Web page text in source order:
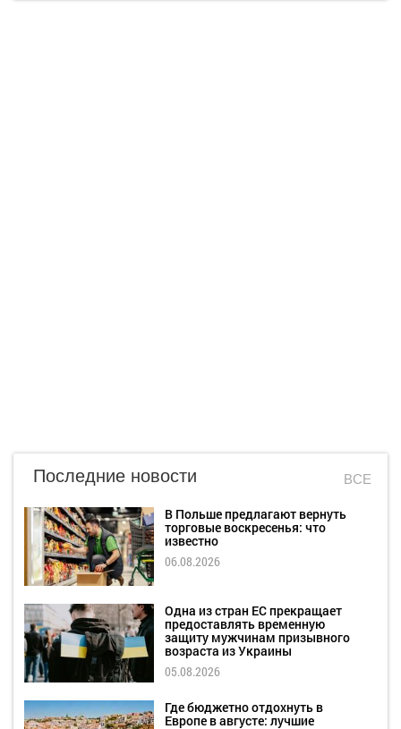
Последние новости ВСЕ
В Польше предлагают вернуть
торговые воскресенья: что
известно
06.08.2026
Одна из стран ЕС прекращает
предоставлять временную
защиту мужчинам призывного
возраста из Украины
05.08.2026
Где бюджетно отдохнуть в
Европе в августе: лучшие